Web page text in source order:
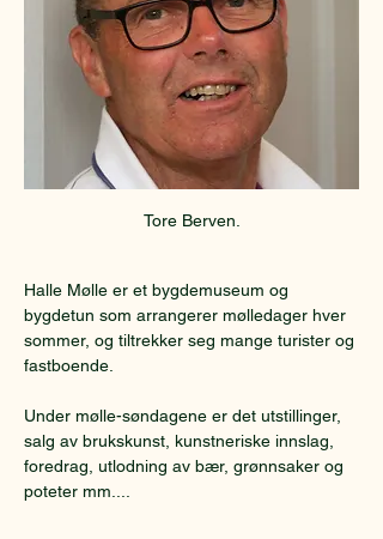
Tore Berven.
Halle Mølle er et bygdemuseum og
bygdetun som arrangerer mølledager hver
sommer, og tiltrekker seg mange turister og
fastboende.
Under mølle-søndagene er det utstillinger,
salg av brukskunst, kunstneriske innslag,
foredrag, utlodning av bær, grønnsaker og
poteter mm....